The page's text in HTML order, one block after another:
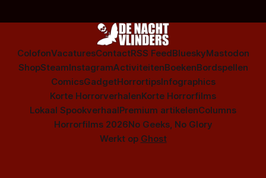
ColofonVacaturesContactRSS FeedBlueskyMastodon
ShopSteamInstagramActiviteitenBoekenBordspellen
ComicsGadgetHorrortipsInfographics
Korte HorrorverhalenKorte Horrorfilms
Lokaal SpookverhaalPremium artikelenColumns
Horrorfilms 2026No Geeks, No Glory
Werkt op Ghost